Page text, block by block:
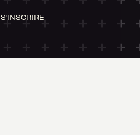
S'INSCRIRE